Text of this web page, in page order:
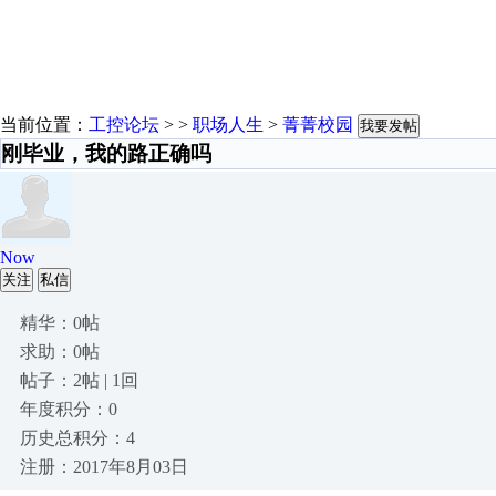
当前位置： 工控论坛 > > 职场人生 > 菁菁校园 我要发帖
刚毕业，我的路正确吗
Now
关注 私信
精华：0帖
求助：0帖
帖子：2帖 | 1回
年度积分：0
历史总积分：4
注册：2017年8月03日